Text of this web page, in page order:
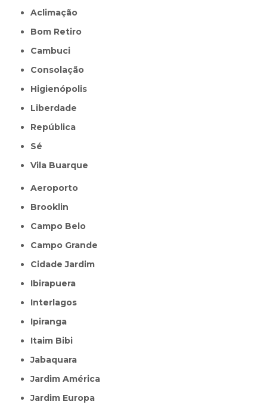
Aclimação
Bom Retiro
Cambuci
Consolação
Higienópolis
Liberdade
República
Sé
Vila Buarque
Aeroporto
Brooklin
Campo Belo
Campo Grande
Cidade Jardim
Ibirapuera
Interlagos
Ipiranga
Itaim Bibi
Jabaquara
Jardim América
Jardim Europa